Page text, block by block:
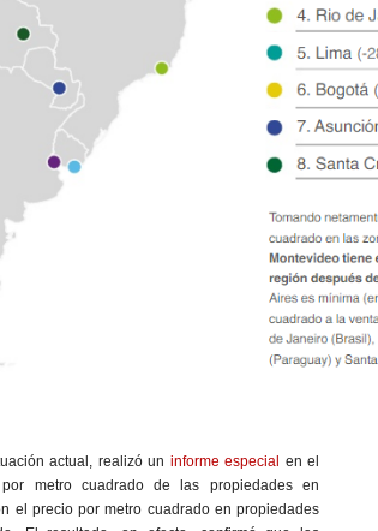
actual, realizó un informe especial en el
por metro cuadrado de las propiedades en
el precio por metro cuadrado en propiedades